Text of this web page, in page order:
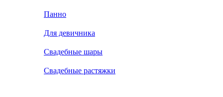
Панно
Для девичника
Свадебные шары
Свадебные растяжки